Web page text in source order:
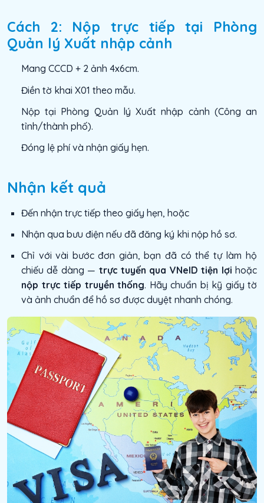
Cách 2: Nộp trực tiếp tại Phòng
Quản lý Xuất nhập cảnh
Mang CCCD + 2 ảnh 4x6cm.
Điền tờ khai X01 theo mẫu.
Nộp tại Phòng Quản lý Xuất nhập cảnh (Công an
tỉnh/thành phố).
Đóng lệ phí và nhận giấy hẹn.
Nhận kết quả
Đến nhận trực tiếp theo giấy hẹn, hoặc
Nhận qua bưu điện nếu đã đăng ký khi nộp hồ sơ.
Chỉ với vài bước đơn giản, bạn đã có thể tự làm hộ
chiếu dễ dàng — trực tuyến qua VNeID tiện lợi hoặc
nộp trực tiếp truyền thống. Hãy chuẩn bị kỹ giấy tờ
và ảnh chuẩn để hồ sơ được duyệt nhanh chóng.